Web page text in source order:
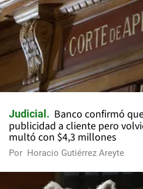
Judicial
Banco confirmó
publicidad a cliente pero
multó con $4,3 millones
Por Horacio Gutiérrez Areyte